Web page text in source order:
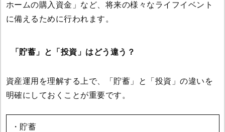
ホームの購入資金」など、将来の様々なライフイベント
に備えるために行われます。
「貯蓄」と「投資」はどう違う？
資産運用を理解する上で、「貯蓄」と「投資」の違いを
明確にしておくことが重要です。
・貯蓄